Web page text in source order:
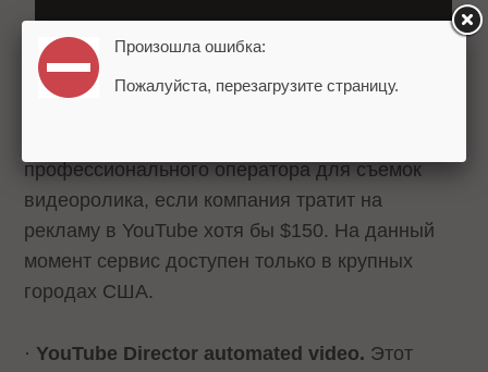
профессионального оператора для съемок
видеоролика, если компания тратит на
рекламу в YouTube хотя бы $150. На данный
момент сервис доступен только в крупных
городах США.
· YouTube Director automated video. Этот
Произошла ошибка:
Пожалуйста, перезагрузите страницу.